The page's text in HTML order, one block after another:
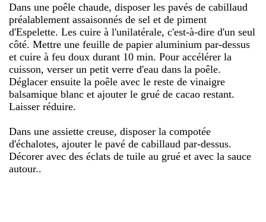
Dans une poêle chaude, disposer les pavés de cabillaud
préalablement assaisonnés de sel et de piment
d'Espelette. Les cuire à l'unilatérale, c'est-à-dire d'un seul
côté. Mettre une feuille de papier aluminium par-dessus
et cuire à feu doux durant 10 min. Pour accélérer la
cuisson, verser un petit verre d'eau dans la poêle.
Déglacer ensuite la poêle avec le reste de vinaigre
balsamique blanc et ajouter le grué de cacao restant.
Laisser réduire.
Dans une assiette creuse, disposer la compotée
d'échalotes, ajouter le pavé de cabillaud par-dessus.
Décorer avec des éclats de tuile au grué et avec la sauce
autour..